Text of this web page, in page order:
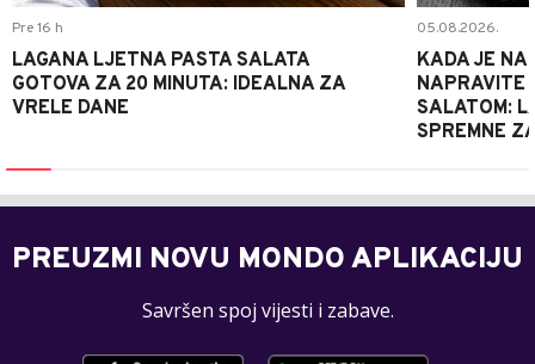
Pre 16 h
LAGANA LJETNA PASTA SALATA
GOTOVA ZA 20 MINUTA: IDEALNA ZA
VRELE DANE
05.08.2026.
KADA JE
NAPRAVITE
SALATOM:
SPREMNE
PREUZMI NOVU MONDO APLIKACIJU
Savršen spoj vijesti i zabave.